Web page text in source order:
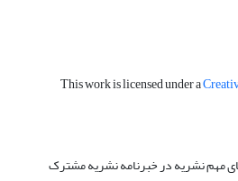
This work is licensed under a
مهم نشریه در خبرنامه نشریه مشترک